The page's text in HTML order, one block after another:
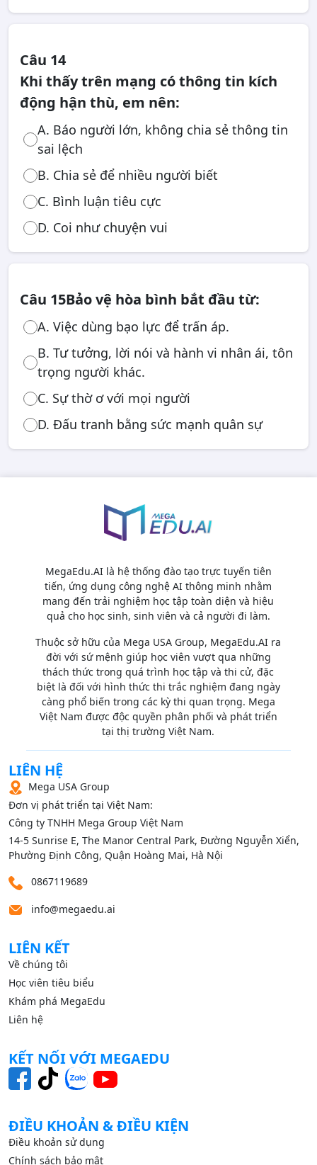
Câu 14
Khi thấy trên mạng có thông tin kích
động hận thù, em nên:
A. Báo người lớn, không chia sẻ thông tin
sai lệch
B. Chia sẻ để nhiều người biết
C. Bình luận tiêu cực
D. Coi như chuyện vui
Câu 15Bảo vệ hòa bình bắt đầu từ:
A. Việc dùng bạo lực để trấn áp.
B. Tư tưởng, lời nói và hành vi nhân ái, tôn
trọng người khác.
C. Sự thờ ơ với mọi người
D. Đấu tranh bằng sức mạnh quân sự
MegaEdu.AI là hệ thống đào tạo trực tuyến tiên
tiến, ứng dụng công nghệ AI thông minh nhằm
mang đến trải nghiệm học tập toàn diện và hiệu
quả cho học sinh, sinh viên và cả người đi làm.
Thuộc sở hữu của Mega USA Group, MegaEdu.AI ra
đời với sứ mệnh giúp học viên vượt qua những
thách thức trong quá trình học tập và thi cử, đặc
biệt là đối với hình thức thi trắc nghiệm đang ngày
càng phổ biến trong các kỳ thi quan trọng. Mega
Việt Nam được độc quyền phân phối và phát triển
tại thị trường Việt Nam.
LIÊN HỆ
Mega USA Group
Đơn vị phát triển tại Việt Nam:
Công ty TNHH Mega Group Việt Nam
14‑5 Sunrise E, The Manor Central Park, Đường Nguyễn Xiển,
Phường Định Công, Quận Hoàng Mai, Hà Nội
0867119689
info@megaedu.ai
LIÊN KẾT
Về chúng tôi
Học viên tiêu biểu
Khám phá MegaEdu
Liên hệ
KẾT NỐI VỚI MEGAEDU
ĐIỀU KHOẢN & ĐIỀU KIỆN
Điều khoản sử dụng
Chính sách bảo mật